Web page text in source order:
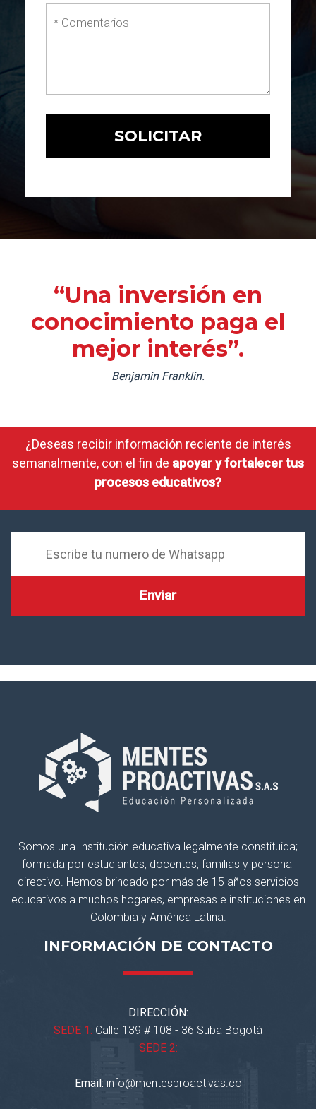
“Una inversión en
conocimiento paga el
mejor interés”.
Benjamin Franklin.
¿Deseas recibir información reciente de interés
semanalmente, con el fin de apoyar y fortalecer tus
procesos educativos?
Somos una Institución educativa legalmente constituida;
formada por estudiantes, docentes, familias y personal
directivo. Hemos brindado por más de 15 años servicios
educativos a muchos hogares, empresas e instituciones en
Colombia y América Latina.
INFORMACIÓN DE CONTACTO
DIRECCIÓN:
SEDE 1: Calle 139 # 108 - 36 Suba Bogotá
SEDE 2:
Email: info@mentesproactivas.co